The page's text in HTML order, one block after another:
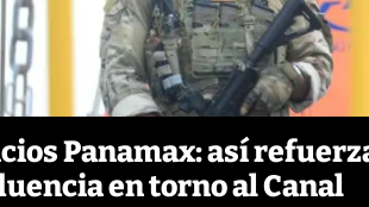
Panamax: así
en torno al Canal